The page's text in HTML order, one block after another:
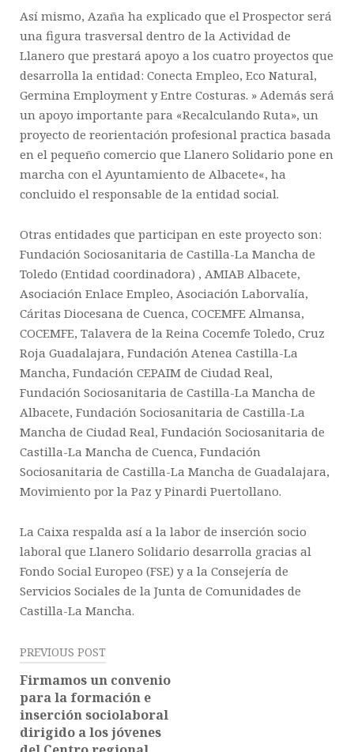
Así mismo, Azaña ha explicado que el Prospector será
una figura trasversal dentro de la Actividad de
Llanero que prestará apoyo a los cuatro proyectos que
desarrolla la entidad: Conecta Empleo, Eco Natural,
Germina Employment yEntre Costuras. » Además será
un apoyo importante para «Recalculando Ruta», un
proyecto de reorientación profesional practica basada
en el pequeño comercio que Llanero Solidario pone en
marcha con el Ayuntamiento de Albacete«, ha
concluido el responsable de la entidad social.
Otras entidades que participan en este proyecto son:
Fundación Sociosanitaria de Castilla-La Mancha de
Toledo (Entidad coordinadora) , AMIAB Albacete,
Asociación Enlace Empleo, Asociación Laborvalía,
Cáritas Diocesana de Cuenca, COCEMFE Almansa,
COCEMFE, Talavera de la Reina Cocemfe Toledo, Cruz
Roja Guadalajara, Fundación Atenea Castilla-La
Mancha, Fundación CEPAIM de Ciudad Real,
Fundación Sociosanitaria de Castilla-La Mancha de
Albacete, Fundación Sociosanitaria de Castilla-La
Mancha de Ciudad Real, Fundación Sociosanitaria de
Castilla-La Mancha de Cuenca, Fundación
Sociosanitaria de Castilla-La Mancha de Guadalajara,
Movimiento por la Paz yPinardi Puertollano.
La Caixa respalda así a la labor de inserción socio
laboral que Llanero Solidario desarrolla gracias al
Fondo Social Europeo (FSE) y a la Consejería de
Servicios Sociales de la Junta de Comunidades de
Castilla-La Mancha.
Post
navigation
PREVIOUS POST
Firmamos un convenio
para la formación e
inserción sociolaboral
dirigido a los jóvenes